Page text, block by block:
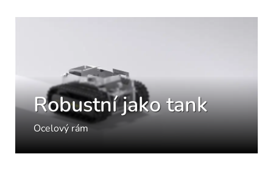
Robustní jako tank
Ocelový rám